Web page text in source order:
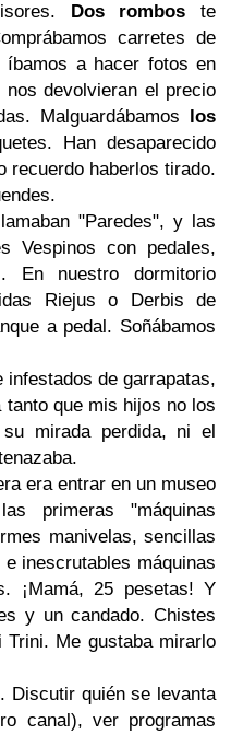
Dos rombos te
carretes de
a hacer fotos en
devolvieran el precio
Malguardábamos los
Han desaparecido
recuerdo haberlos tirado.
"Paredes", y las
Vespinos con pedales,
En nuestro dormitorio
Riejus o Derbis de
a pedal. Soñábamos
infestados de garrapatas,
que mis hijos no los
mirada perdida, ni el
era entrar en un museo
primeras "máquinas
manivelas, sencillas
inescrutables máquinas
¡Mamá, 25 pesetas! Y
y un candado. Chistes
Me gustaba mirarlo
Discutir quién se levanta
canal), ver programas